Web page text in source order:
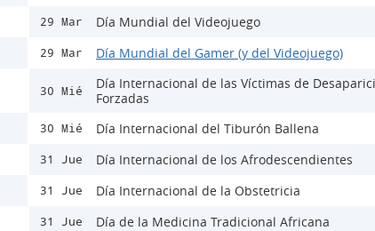
29 Mar Día Mundial del Videojuego
29 Mar Día Mundial del Gamer (y del Videojuego)
30 Mié
Día Internacional de las Víctimas de
Forzadas
30 Mié Día Internacional del Tiburón Ballena
31 Jue Día Internacional de los Afrodescendientes
31 Jue Día Internacional de la Obstetricia
31 Jue Día de la Medicina Tradicional Africana